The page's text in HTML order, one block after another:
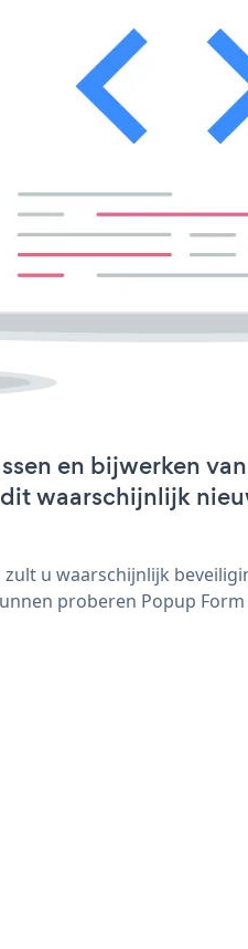
en bijwerken
waarschijnlijk
u waarschijnlijk
proberen Popup